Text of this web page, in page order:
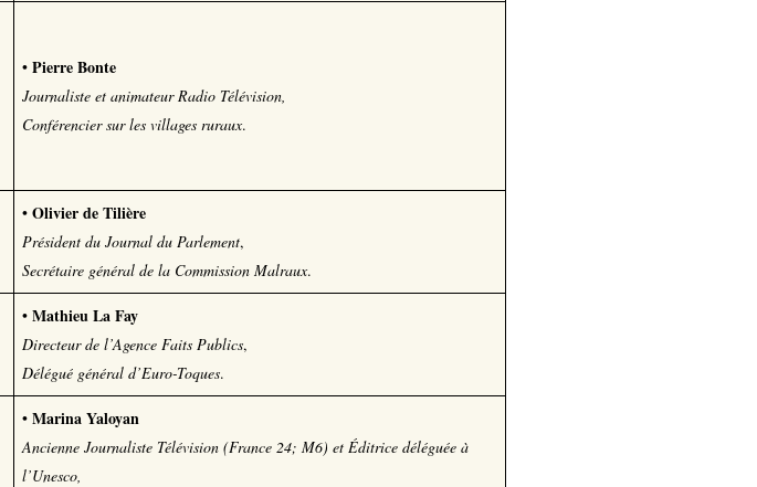
• Pierre Bonte
Journaliste et animateur Radio Télévision,
Conférencier sur les villages ruraux.
• Olivier de Tilière
Président du Journal du Parlement,
Secrétaire général de la Commission Malraux.
• Mathieu La Fay
Directeur de l’Agence Faits Publics,
Délégué général d’Euro-Toques.
• Marina Yaloyan
Ancienne Journaliste Télévision (France 24; M6) et Éditrice déléguée à
l’Unesco,